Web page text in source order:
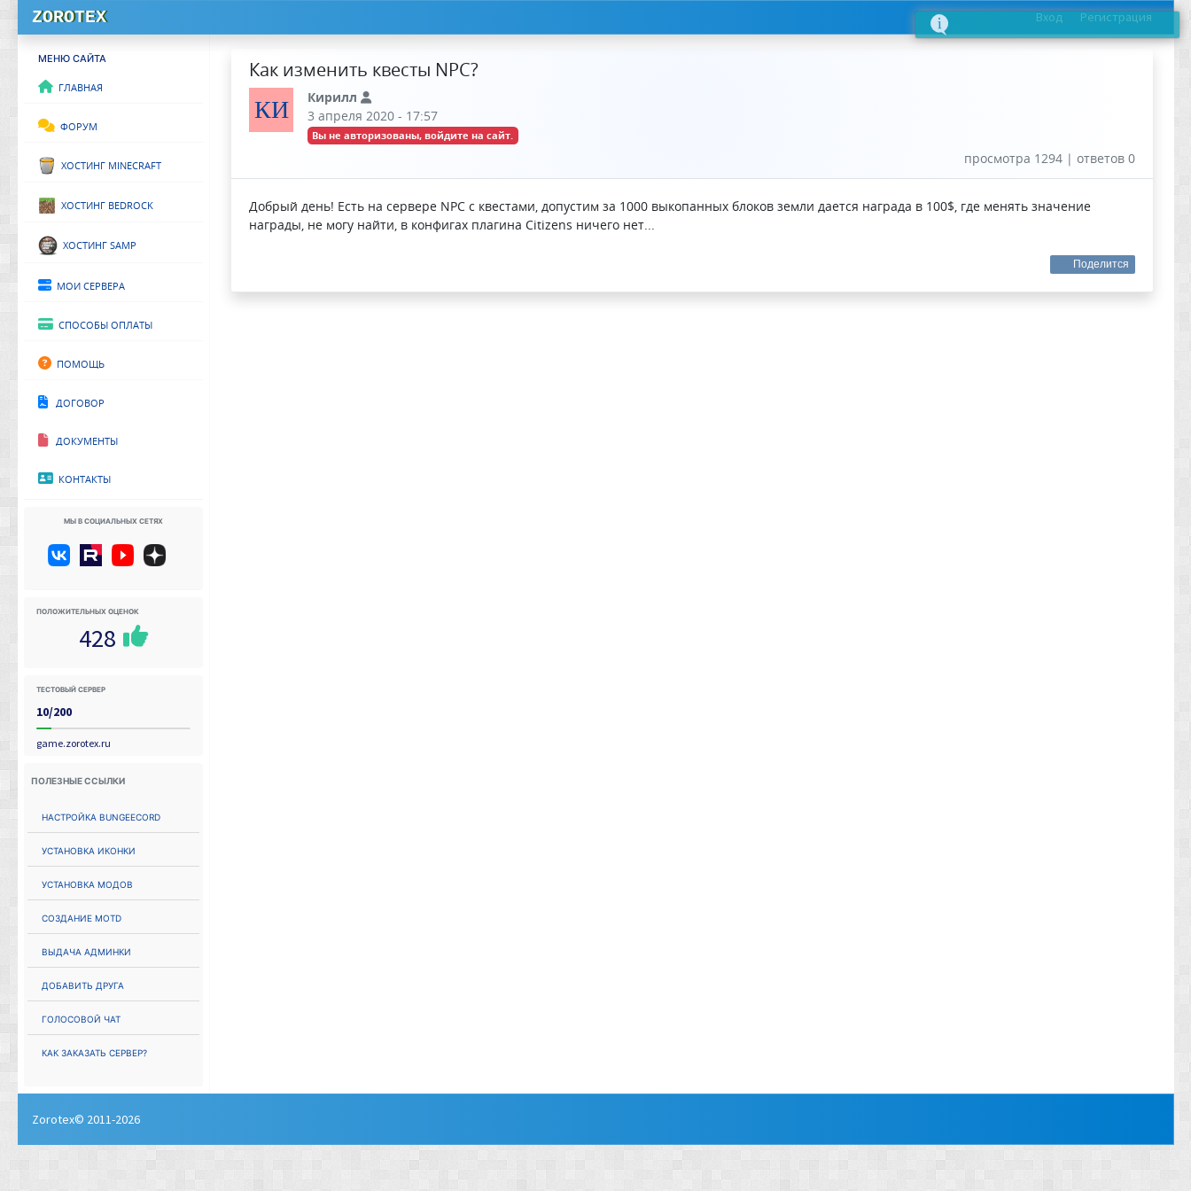
ZOROTEX Вход Регистрация
МЕНЮ САЙТА
Главная
Форум
Хостинг Minecraft
Хостинг Bedrock
Хостинг SAMP
Мои сервера
Способы оплаты
Помощь
Договор
Документы
Контакты
Мы в социальных сетях
Положительных оценок
428
Тестовый сервер
10/200
game.zorotex.ru
Полезные ссылки
Настройка Bungeecord
Установка иконки
Установка модов
Создание MOTD
Выдача админки
Добавить друга
Голосовой чат
Как заказать сервер?
Как изменить квесты NPC?
КИ
Кирилл
3 апреля 2020 - 17:57
Вы не авторизованы, войдите на сайт.
просмотра 1294 | ответов 0
Добрый день! Есть на сервере NPC с квестами, допустим за 1000 выкопанных блоков земли дается награда в 100$, где менять значение
награды, не могу найти, в конфигах плагина Citizens ничего нет...
Поделится
Zorotex© 2011-2026